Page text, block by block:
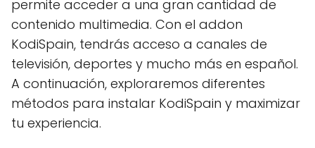
permite acceder a una gran cantidad de
contenido multimedia. Con el addon
KodiSpain, tendrás acceso a canales de
televisión, deportes y mucho más en español.
A continuación, exploraremos diferentes
métodos para instalar KodiSpain y maximizar
tu experiencia.